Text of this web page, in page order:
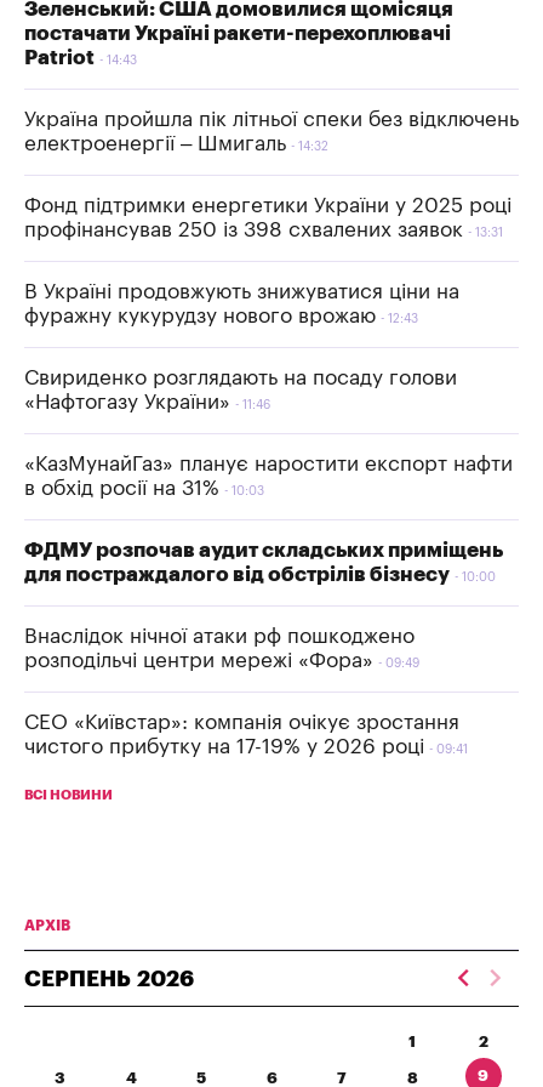
Зеленський: США домовилися щомісяця
постачати Україні ракети-перехоплювачі
Patriot
14:43
Україна пройшла пік літньої спеки без відключень
електроенергії – Шмигаль
14:32
Фонд підтримки енергетики України у 2025 році
профінансував 250 із 398 схвалених заявок
13:31
В Україні продовжують знижуватися ціни на
фуражну кукурудзу нового врожаю
12:43
Свириденко розглядають на посаду голови
«Нафтогазу України»
11:46
«КазМунайГаз» планує наростити експорт нафти
в обхід росії на 31%
10:03
ФДМУ розпочав аудит складських приміщень
для постраждалого від обстрілів бізнесу
10:00
Внаслідок нічної атаки рф пошкоджено
розподільчі центри мережі «Фора»
09:49
СЕО «Київстар»: компанія очікує зростання
чистого прибутку на 17-19% у 2026 році
09:41
ВСІ НОВИНИ
АРХІВ
СЕРПЕНЬ 2026
1 2
3 4 5 6 7 8 9